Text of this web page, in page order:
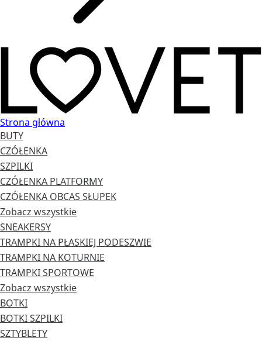
Strona główna
BUTY
CZÓŁENKA
SZPILKI
CZÓŁENKA PLATFORMY
CZÓŁENKA OBCAS SŁUPEK
Zobacz wszystkie
SNEAKERSY
TRAMPKI NA PŁASKIEJ PODESZWIE
TRAMPKI NA KOTURNIE
TRAMPKI SPORTOWE
Zobacz wszystkie
BOTKI
BOTKI SZPILKI
SZTYBLETY